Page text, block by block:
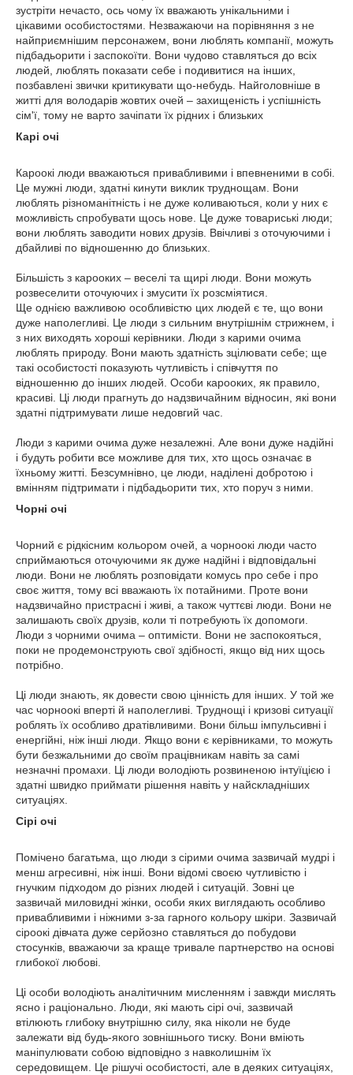
зустріти нечасто, ось чому їх вважають унікальними і
цікавими особистостями. Незважаючи на порівняння з не
найприємнішим персонажем, вони люблять компанії, можуть
підбадьорити і заспокоїти. Вони чудово ставляться до всіх
людей, люблять показати себе і подивитися на інших,
позбавлені звички критикувати що-небудь. Найголовніше в
житті для володарів жовтих очей – захищеність і успішність
сім'ї, тому не варто зачіпати їх рідних і близьких
Карі очі
Кароокі люди вважаються привабливими і впевненими в собі.
Це мужні люди, здатні кинути виклик труднощам. Вони
люблять різноманітність і не дуже коливаються, коли у них є
можливість спробувати щось нове. Це дуже товариські люди;
вони люблять заводити нових друзів. Ввічливі з оточуючими і
дбайливі по відношенню до близьких.
Більшість з карооких – веселі та щирі люди. Вони можуть
розвеселити оточуючих і змусити їх розсміятися.
Ще однією важливою особливістю цих людей є те, що вони
дуже наполегливі. Це люди з сильним внутрішнім стрижнем, і
з них виходять хороші керівники. Люди з карими очима
люблять природу. Вони мають здатність зцілювати себе; ще
такі особистості показують чутливість і співчуття по
відношенню до інших людей. Особи карооких, як правило,
красиві. Ці люди прагнуть до надзвичайним відносин, які вони
здатні підтримувати лише недовгий час.
Люди з карими очима дуже незалежні. Але вони дуже надійні
і будуть робити все можливе для тих, хто щось означає в
їхньому житті. Безсумнівно, це люди, наділені добротою і
вмінням підтримати і підбадьорити тих, хто поруч з ними.
Чорні очі
Чорний є рідкісним кольором очей, а чорноокі люди часто
сприймаються оточуючими як дуже надійні і відповідальні
люди. Вони не люблять розповідати комусь про себе і про
своє життя, тому всі вважають їх потайними. Проте вони
надзвичайно пристрасні і живі, а також чуттєві люди. Вони не
залишають своїх друзів, коли ті потребують їх допомоги.
Люди з чорними очима – оптимісти. Вони не заспокояться,
поки не продемонструють свої здібності, якщо від них щось
потрібно.
Ці люди знають, як довести свою цінність для інших. У той же
час чорноокі вперті й наполегливі. Труднощі і кризові ситуації
роблять їх особливо дратівливими. Вони більш імпульсивні і
енергійні, ніж інші люди. Якщо вони є керівниками, то можуть
бути безжальними до своїм працівникам навіть за самі
незначні промахи. Ці люди володіють розвиненою інтуїцією і
здатні швидко приймати рішення навіть у найскладніших
ситуаціях.
Сірі очі
Помічено багатьма, що люди з сірими очима зазвичай мудрі і
менш агресивні, ніж інші. Вони відомі своєю чутливістю і
гнучким підходом до різних людей і ситуацій. Зовні це
зазвичай миловидні жінки, особи яких виглядають особливо
привабливими і ніжними з-за гарного кольору шкіри. Зазвичай
сіроокі дівчата дуже серйозно ставляться до побудови
стосунків, вважаючи за краще тривале партнерство на основі
глибокої любові.
Ці особи володіють аналітичним мисленням і завжди мислять
ясно і раціонально. Люди, які мають сірі очі, зазвичай
втілюють глибоку внутрішню силу, яка ніколи не буде
залежати від будь-якого зовнішнього тиску. Вони вміють
маніпулювати собою відповідно з навколишнім їх
середовищем. Це рішучі особистості, але в деяких ситуаціях,